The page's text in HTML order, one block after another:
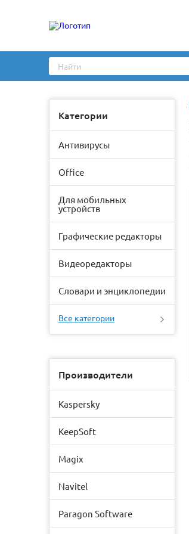
Категории
Антивирусы
Office
Для мобильных
устройств
Графические редакторы
Видеоредакторы
Словари и энциклопедии
Все категории
Производители
Kaspersky
KeepSoft
Magix
Navitel
Paragon Software